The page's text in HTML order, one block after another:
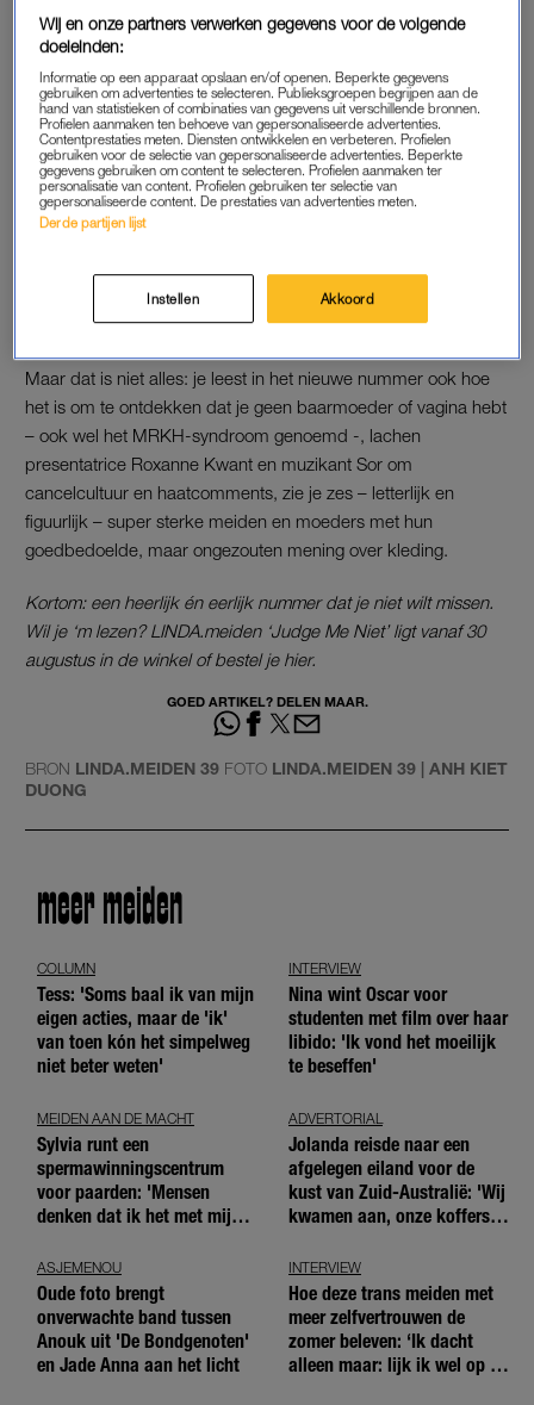
Jamie kreeg zelf overigens ook lading shit over zich heen.
Daarover heerst nog veel onbegrip bij haar: ‘De wereld wordt
echt geen mooiere plek als je zo vals doet.’
BEEN IN BRAND
Verder in dit nummer: ‘Het was alsof mijn been in brand stond
en er messen in werden gestoken. ’s Nachts sliep ik hooguit
drie uur. Het sloopte me.’ Julia van Reek (24) lijdt na een
een beenamputatie, maar daarmee blijkt het niet zomaar
Maar dat is niet alles: je leest in het nieuwe nummer ook hoe
het is om te ontdekken dat je geen baarmoeder of vagina hebt
– ook wel het MRKH-syndroom genoemd -, lachen
presentatrice Roxanne Kwant en muzikant Sor om
cancelcultuur en haatcomments, zie je zes – letterlijk en
figuurlijk – super sterke meiden en moeders met hun
goedbedoelde, maar ongezouten mening over kleding.
Kortom: een heerlijk én eerlijk nummer dat je niet wilt missen.
Wil je ‘m lezen? LINDA.meiden ‘Judge Me Niet’ ligt vanaf 30
augustus in de winkel of bestel je hier.
GOED ARTIKEL? DELEN MAAR.
BRON LINDA.MEIDEN 39 FOTO LINDA.MEIDEN 39 | ANH KIET
DUONG
meer meiden
COLUMN
Tess: 'Soms baal ik van mijn
eigen acties, maar de 'ik'
van toen kón het simpelweg
niet beter weten'
INTERVIEW
Nina wint Oscar voor
studenten met film over haar
libido: 'Ik vond het moeilijk
te beseffen'
MEIDEN AAN DE MACHT
Sylvia runt een
spermawinningscentrum
voor paarden: 'Mensen
denken dat ik het met mijn
ADVERTORIAL
Jolanda reisde naar een
afgelegen eiland voor de
kust van Zuid-Australië: 'Wij
kwamen aan, onze koffers
ASJEMENOU
Oude foto brengt
onverwachte band tussen
Anouk uit 'De Bondgenoten'
en Jade Anna aan het licht
INTERVIEW
Hoe deze trans meiden met
meer zelfvertrouwen de
zomer beleven: ‘Ik dacht
alleen maar: lijk ik wel op de
Wij en onze partners verwerken gegevens voor de volgende
doeleinden:
Informatie op een apparaat opslaan en/of openen. Beperkte gegevens
gebruiken om advertenties te selecteren. Publieksgroepen begrijpen aan de
hand van statistieken of combinaties van gegevens uit verschillende bronnen.
Profielen aanmaken ten behoeve van gepersonaliseerde advertenties.
Contentprestaties meten. Diensten ontwikkelen en verbeteren. Profielen
gebruiken voor de selectie van gepersonaliseerde advertenties. Beperkte
gegevens gebruiken om content te selecteren. Profielen aanmaken ter
personalisatie van content. Profielen gebruiken ter selectie van
gepersonaliseerde content. De prestaties van advertenties meten.
Derde partijen lijst
Instellen Akkoord